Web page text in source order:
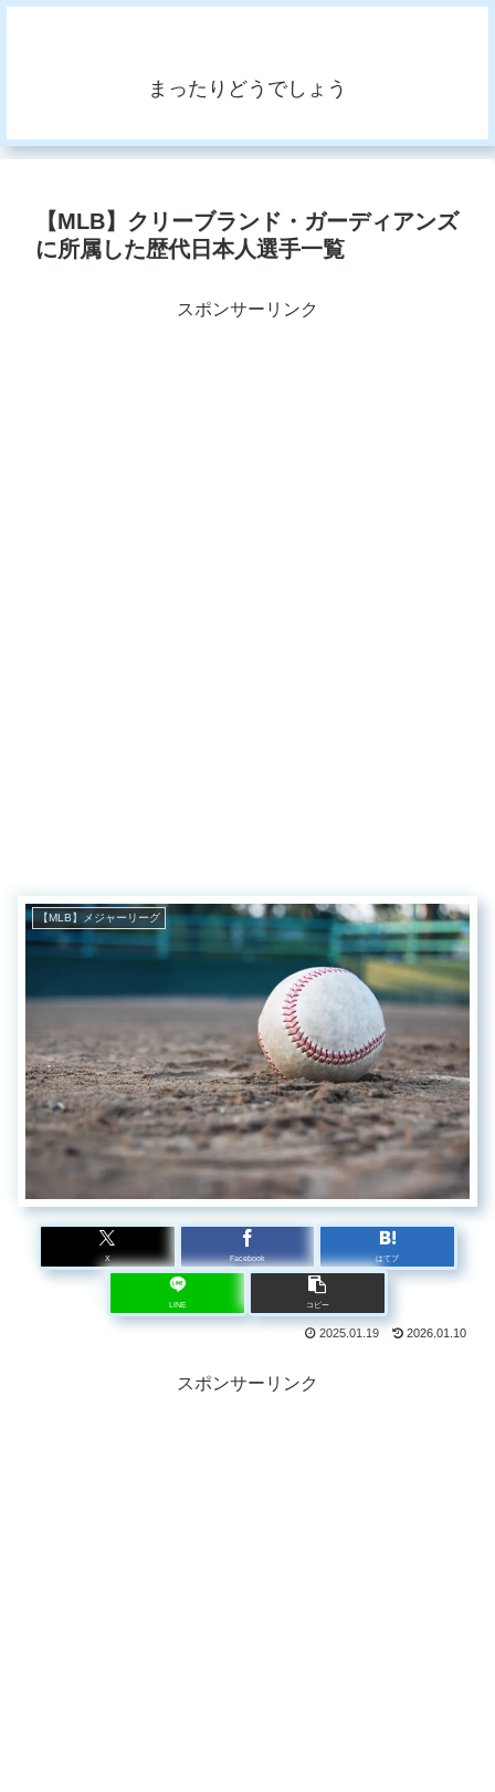
まったりどうでしょう
【MLB】クリーブランド・ガーディアンズ
に所属した歴代日本人選手一覧
スポンサーリンク
【MLB】メジャーリーグ
X Facebook はてブ
LINE コピー
2025.01.19 2026.01.10
スポンサーリンク